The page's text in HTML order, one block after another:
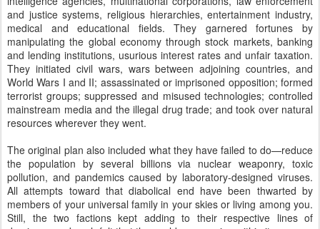
The original plan also included what they have failed to do—reduce
the population by several billions via nuclear weaponry, toxic
pollution, and pandemics caused by laboratory-designed viruses.
All attempts toward that diabolical end have been thwarted by
members of your universal family in your skies or living among you.
Still, the two factions kept adding to their respective lines of
dominoes and each felt that the world was coming within its grasp.
What they hadn’t taken into account is the light. After millennia of
peoples started responding to the light beamed to Earth by
spiritually evolved civilizations. The more enlightened they became,
the more determined they were to throw off the yoke of oppression
and persecution, and voices for freedom grew in numbers and
volume. All the while, the intensifying light also was exposing the
Illuminati’s global network of corruption and ruthlessness, and their